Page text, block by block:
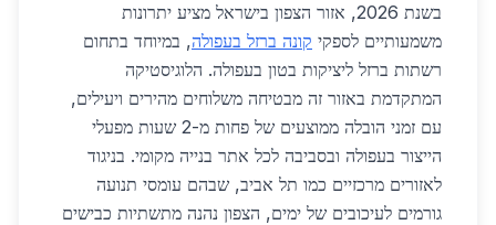
בשנת 2026, אזור הצפון בישראל מציע יתרונות
משמעותיים לספקי קונה ברזל בעפולה, במיוחד בתחום
רשתות ברזל ליציקות בטון בעפולה. הלוגיסטיקה
המתקדמת באזור זה מבטיחה משלוחים מהירים ויעילים,
עם זמני הובלה ממוצעים של פחות מ-2 שעות מפעלי
הייצור בעפולה ובסביבה לכל אתר בנייה מקומי. בניגוד
לאזורים מרכזיים כמו תל אביב, שבהם עומסי תנועה
גורמים לעיכובים של ימים, הצפון נהנה מתשתיות כבישים